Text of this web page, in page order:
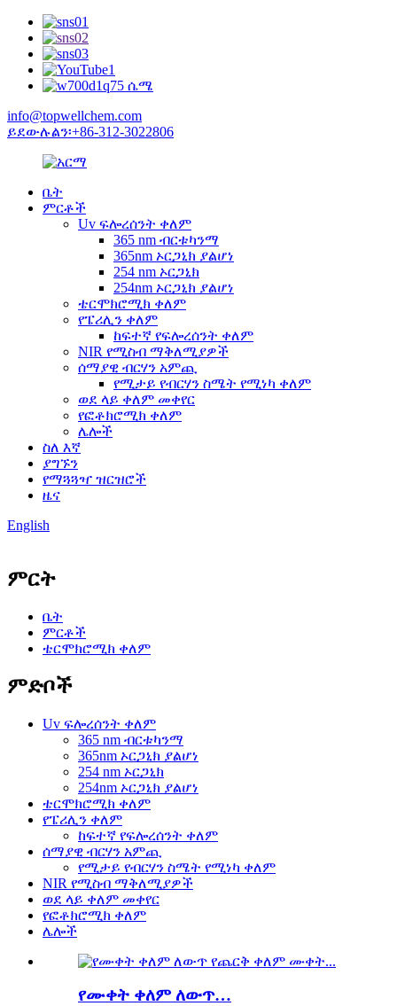
info@topwellchem.com
ይደውሉልን፡+86-312-3022806
ቤት
ምርቶች
Uv ፍሎረሰንት ቀለም
365 nm ብርቱካንማ
365nm ኦርጋኒክ ያልሆነ
254 nm ኦርጋኒክ
254nm ኦርጋኒክ ያልሆነ
ቴርሞክሮሚክ ቀለም
የፔሪሊን ቀለም
ከፍተኛ የፍሎረሰንት ቀለም
NIR የሚስብ ማቅለሚያዎች
ሰማያዊ ብርሃን አምጪ
የሚታይ የብርሃን ስሜት የሚነካ ቀለም
ወደ ላይ ቀለም መቀየር
የፎቶክሮሚክ ቀለም
ሌሎች
ስለ እኛ
ያግኙን
የማጓጓዣ ዝርዝሮች
ዜና
English
ምርት
ቤት
ምርቶች
ቴርሞክሮሚክ ቀለም
ምድቦች
Uv ፍሎረሰንት ቀለም
365 nm ብርቱካንማ
365nm ኦርጋኒክ ያልሆነ
254 nm ኦርጋኒክ
254nm ኦርጋኒክ ያልሆነ
ቴርሞክሮሚክ ቀለም
የፔሪሊን ቀለም
ከፍተኛ የፍሎረሰንት ቀለም
ሰማያዊ ብርሃን አምጪ
የሚታይ የብርሃን ስሜት የሚነካ ቀለም
NIR የሚስብ ማቅለሚያዎች
ወደ ላይ ቀለም መቀየር
የፎቶክሮሚክ ቀለም
ሌሎች
የሙቀት ቀለም ለውጥ…